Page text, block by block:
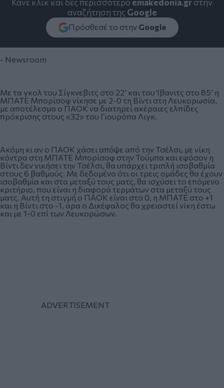
Κάνε κλικ και δες περισσότερο emakedonia.grστην
αναζήτηση της Google
Πρόσθεσέ το στην Google
- Newsroom
Με τα γκολ του Σίγκνεβιτς στο 22’ και του Ίβανιτς στο 85’ η
ΜΠΑΤΕ Μπορίσοφ νίκησε με 2-0 τη Βίντι στη Λευκορωσία,
με αποτέλεσμα ο ΠΑΟΚ να διατηρεί ακέραιες ελπίδες
πρόκρισης στους «32» του Γιουρόπα Λιγκ.
Ακόμη κι αν ο ΠΑΟΚ χάσει απόψε από την Τσέλσι, με νίκη
κόντρα στη ΜΠΑΤΕ Μπορίσοφ στην Τούμπα και εφόσον η
Βίντι δεν νικήσει την Τσέλσι, θα υπάρχει τριπλή ισοβαθμία
στους 6 βαθμούς. Με δεδομένο ότι οι τρεις ομάδες θα έχουν
ισοβαθμία και στα μεταξύ τους ματς, θα ισχύσει το επόμενο
κριτήριο, που είναι η διαφορά τερμάτων στα μεταξύ τους
ματς. Αυτή τη στιγμή ο ΠΑΟΚ είναι στο 0, η ΜΠΑΤΕ στο +1
και η Βίντι στο -1, άρα ο Δικέφαλος θα χρειαστεί νίκη έστω
και με 1-0 επί των Λευκορώσων.